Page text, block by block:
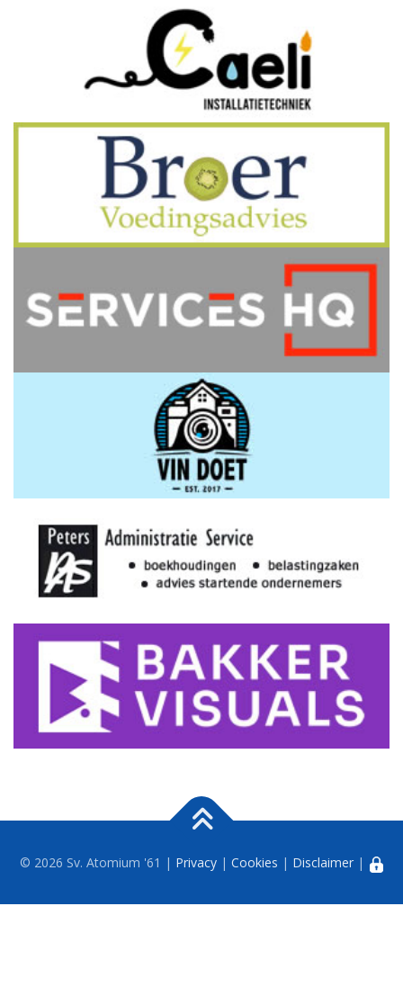
© 2026 Sv. Atomium '61 | Privacy| Cookies | Disclaimer|